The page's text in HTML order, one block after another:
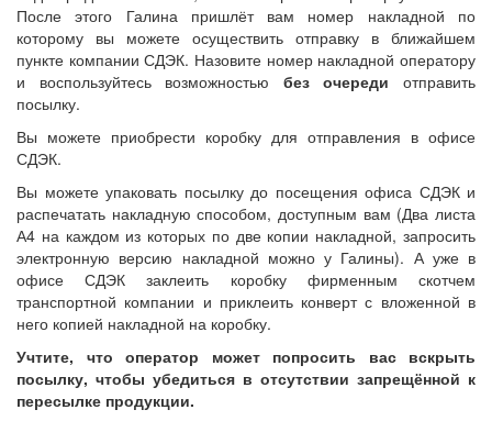
После этого Галина пришлёт вам номер накладной по
которому вы можете осуществить отправку в ближайшем
пункте компании СДЭК. Назовите номер накладной оператору
и воспользуйтесь возможностью без очереди отправить
посылку.
Вы можете приобрести коробку для отправления в офисе
СДЭК.
Вы можете упаковать посылку до посещения офиса СДЭК и
распечатать накладную способом, доступным вам (Два листа
А4 на каждом из которых по две копии накладной, запросить
электронную версию накладной можно у Галины). А уже в
офисе СДЭК заклеить коробку фирменным скотчем
транспортной компании и приклеить конверт с вложенной в
него копией накладной на коробку.
Учтите, что оператор может попросить вас вскрыть
посылку, чтобы убедиться в отсутствии запрещённой к
пересылке продукции.